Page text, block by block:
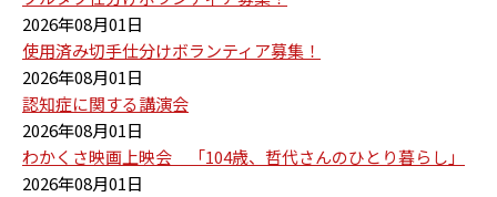
2026年08月01日
使用済み切手仕分けボランティア募集！
2026年08月01日
認知症に関する講演会
2026年08月01日
わかくさ映画上映会 「104歳、哲代さんのひとり暮らし」
2026年08月01日